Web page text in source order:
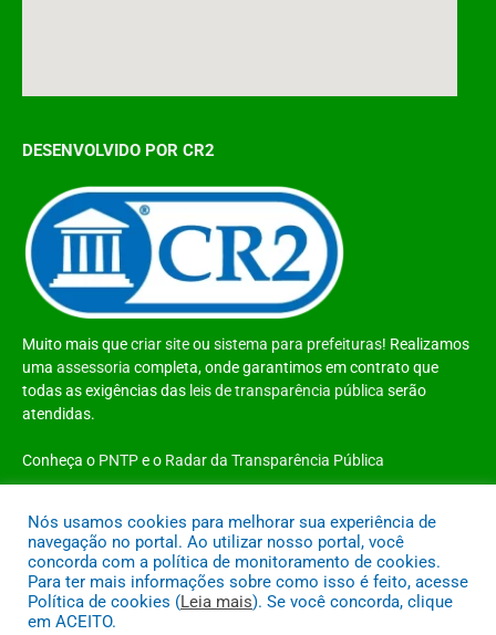
DESENVOLVIDO POR CR2
Muito mais quecriar siteou sistema para prefeituras! Realizamos
uma assessoria completa, onde garantimos em contrato que
todas as exigências das leis de transparência pública serão
atendidas.
Conheça o PNTPe o Radar da Transparência Pública
Todos os direitos reservados a Prefeitura Municipal de Santo Antônio do
Tauá
Nós usamos cookies para melhorar sua experiência de
navegação no portal. Ao utilizar nosso portal, você
concorda com a política de monitoramento de cookies.
Para ter mais informações sobre como isso é feito, acesse
Política de cookies (Leia mais). Se você concorda, clique
em ACEITO.